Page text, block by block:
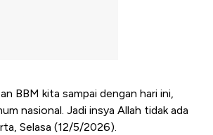
BBM kita sampai dengan hari ini,
nasional. Jadi insya Allah tidak ada
Selasa (12/5/2026).